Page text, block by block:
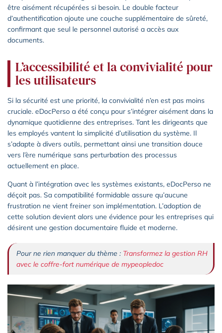
être aisément récupérées si besoin. Le double facteur
d’authentification ajoute une couche supplémentaire de sûreté,
confirmant que seul le personnel autorisé a accès aux
documents.
L’accessibilité et la convivialité pour
les utilisateurs
Si la sécurité est une priorité, la convivialité n’en est pas moins
cruciale. eDocPerso a été conçu pour s’intégrer aisément dans la
dynamique quotidienne des entreprises. Tant les dirigeants que
les employés vantent la simplicité d’utilisation du système. Il
s’adapte à divers outils, permettant ainsi une transition douce
vers l’ère numérique sans perturbation des processus
actuellement en place.
Quant à l’intégration avec les systèmes existants, eDocPerso ne
déçoit pas. Sa compatibilité formidable assure qu’aucune
frustration ne vient freiner son implémentation. L’adoption de
cette solution devient alors une évidence pour les entreprises qui
désirent une gestion documentaire fluide et moderne.
Pour ne rien manquer du thème : Transformez la gestion RH
avec le coffre-fort numérique de mypeopledoc